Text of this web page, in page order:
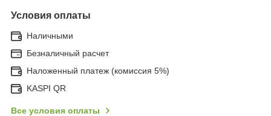
Условия оплаты
Наличными
Безналичный расчет
Наложенный платеж (комиссия 5%)
KASPI QR
Все условия оплаты